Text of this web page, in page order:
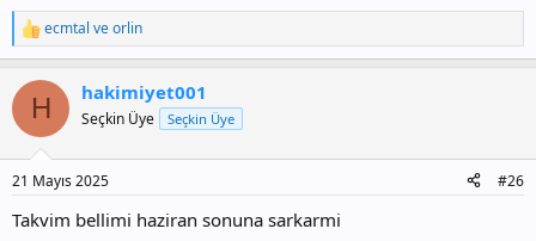
T
e
k
l
ecmtal veorlin
H hakimiyet001
Seçkin Üye Seçkin Üye
21 Mayıs 2025 #26
Takvim bellimi haziran sonuna sarkarmi